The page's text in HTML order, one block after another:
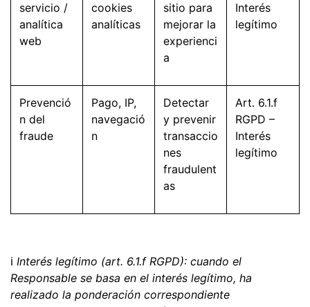
servicio /
analítica
web
cookies
analíticas
sitio para
mejorar la
experienci
a
Interés
legítimo
Prevenció
n del
fraude
Pago, IP,
navegació
n
Detectar
y prevenir
transaccio
nes
fraudulent
as
Art. 6.1.f
RGPD –
Interés
legítimo
ℹ Interés legítimo (art. 6.1.f RGPD): cuando el
Responsable se basa en el interés legítimo, ha
realizado la ponderación correspondiente